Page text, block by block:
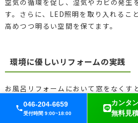
046-204-6659
受付時間 9:00~18:00
カンタ
無料見
す。さらに、LED照明を取り入れるこ
高めつつ明るい空間を保てます。
環境に優しいリフォームの実践
お風呂リフォームにおいて窓をなくす
優しい設計を可能にします。窓がない
し、エネルギー消費を減らすことがで